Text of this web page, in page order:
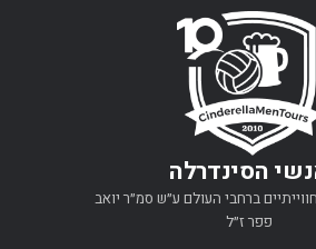
הסינדרלה
ברחבי העולם ע״ש סמ״ר יואב
פפר ז״ל